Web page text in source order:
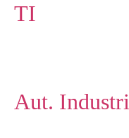
TI
Aut.